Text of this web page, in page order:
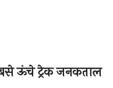
t
o
ऊंचे ट्रेक जनकताल